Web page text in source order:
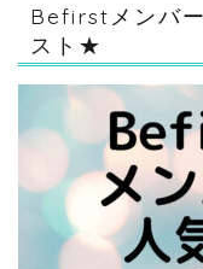
Befirstメンバ
スト★